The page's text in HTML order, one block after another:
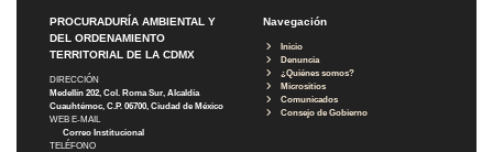
PROCURADURÍA AMBIENTAL Y
DEL ORDENAMIENTO
TERRITORIAL DE LA CDMX
DIRECCIÓN
Medellín 202, Col. Roma Sur, Alcaldía
Cuauhtémoc, C.P. 06700, Ciudad de México
WEB E-MAIL
Correo Institucional
TELÉFONO
Navegación
Inicio
Denuncia
¿Quiénes somos?
Micrositios
Comunicados
Consejo de Gobierno